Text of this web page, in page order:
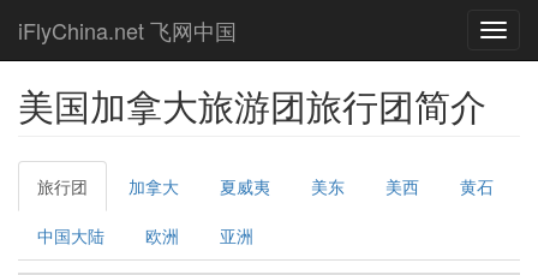
main
content
iFlyChina.net 飞网中国
美国加拿大旅游团旅行团简介
Primary
tabs
旅行团 (active
tab)
加拿大 夏威夷 美东 美西 黄石
中国大陆 欧洲 亚洲